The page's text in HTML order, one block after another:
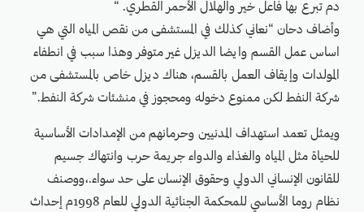
دم تبرع بها فاعل خير والهلال الأحمر القطري. “
وأضاف دحان “نعاني كذلك في المستشفى من نقص المياه التي هي
اساس عمل القسم وايضا الديزل غير متوفر وهذا سبب في انطفاء
المولدات وإيقاف العمل بالقسم، هناك ديزل خاص بالمستشفى من
شركة النفط لكن ممنوع دخوله ومحجوز في منشئات شركة النفط.”
ويمثل تعمد استهداف المدنيين وحرمانهم من الإمدادات الأساسية
للحياة مثل المياه والغذاء والدواء جريمة حرب وانتهاك جسيم
للقانون الإنساني الدولي وحقوق الإنسان على حد سواء.،ووصنف
نظام روما الأساسي للمحكمة الجنائية الدولي للعام 1998م إحداث